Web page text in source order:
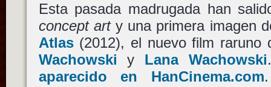
Esta pasada madrugada han
concept arty una primera imagen
Atlas(2012), el nuevo film raruno
Wachowski y Lana Wachowski
aparecido en HanCinema.com